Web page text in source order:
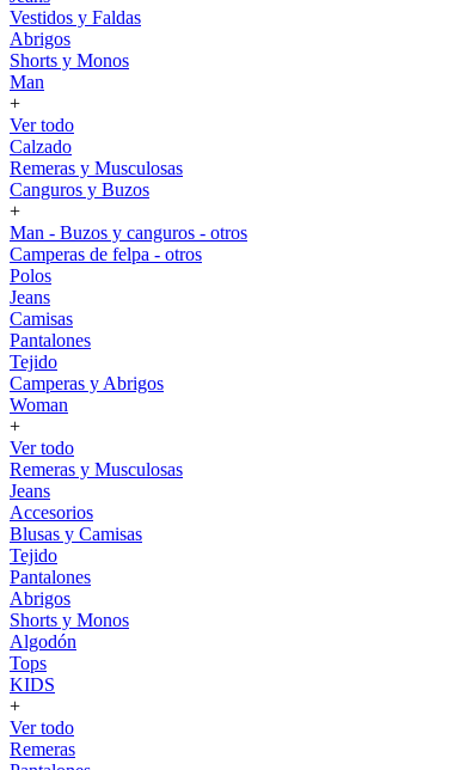
Vestidos y Faldas
Abrigos
Shorts y Monos
Man
+
Ver todo
Calzado
Remeras y Musculosas
Canguros y Buzos
+
Man - Buzos y canguros - otros
Camperas de felpa - otros
Polos
Jeans
Camisas
Pantalones
Tejido
Camperas y Abrigos
Woman
+
Ver todo
Remeras y Musculosas
Jeans
Accesorios
Blusas y Camisas
Tejido
Pantalones
Abrigos
Shorts y Monos
Algodón
Tops
KIDS
+
Ver todo
Remeras